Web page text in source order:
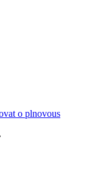
o plnovous